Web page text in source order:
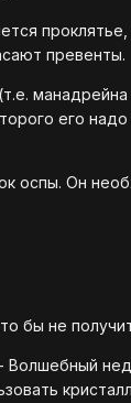
превенты.
его
оспы. Он
бы не